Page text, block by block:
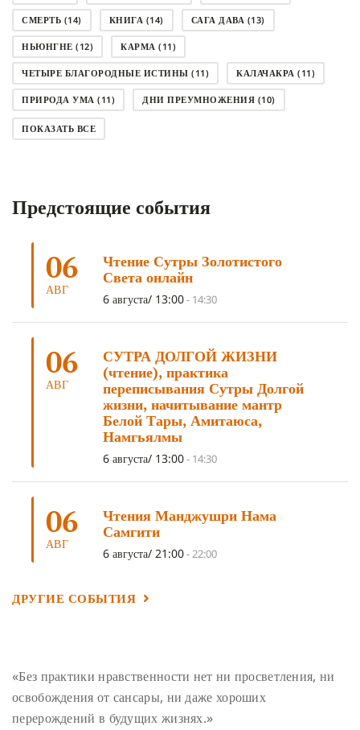
СМЕРТЬ (14) КНИГА (14) САГА ДАВА (13)
НЬЮНГНЕ (12) КАРМА (11)
ЧЕТЫРЕ БЛАГОРОДНЫЕ ИСТИНЫ (11) КАЛАЧАКРА (11)
ПРИРОДА УМА (11) ДНИ ПРЕУМНОЖЕНИЯ (10)
СОВЕТ(10)
АНАЛИТИЧЕСКАЯ МЕДИТАЦИЯ(7)
ТРИ ОСНОВЫ ПУТИ(5) ЛХАБАБ ДУЧЕН(5)
ОЧИСТИТЕЛЬНЫЕ ПРАКТИКИ(5)
УМ И ЕГО ПОТЕНЦИАЛ
ОТРЕЧЕНИЕ
ПОДНОШЕНИЯ (4) ВОСЕМЬ СТРОФ (4)
ГАНДЕН ЛХАГЬЯМА(3) РАВНОСТНОСТЬ(3)
НИРВАНА(3) СХЕМЫ ЛАМРИМА
ТРЕНИРОВКА УМА(3) МОНАШЕСТВО
ПРЕДВАРИТЕЛЬНЫЕ ПРАКТИКИ
ЧОКОР ДЮЧЕН
ПРОСТИРАНИЯ (2) ДАГРИ РИНПОЧЕ(2)
ГРУППОВАЯ ПРАКТИКА(2) ДЕПРЕССИЯ
ДВЕНАДЦАТЬ ЗВЕНЬЕВ ВЗАИМОЗАВИСИМОГО
СУТРА СЕРДЦА
ЧЕТЫРЕ БЕЗМЕРНЫХ(2) ТЕРПЕНИЕ(2)
ЯНГСИ РИНПОЧЕ (2) ТИБЕТ(2)
ПОКАЗАТЬ ВСЕ
Предстоящие события
06
АВГ
Чтение Сутры Золотистого
Света онлайн
6 августа/ 13:00- 14:30
06
АВГ
СУТРА ДОЛГОЙ ЖИЗНИ
(чтение), практика
переписывания Сутры Долгой
жизни, начитывание мантр
Белой Тары, Амитаюса,
Намгьялмы
6 августа/ 13:00- 14:30
06
АВГ
Чтения Манджушри Нама
Самгити
6 августа/ 21:00-22:00
ДРУГИЕ СОБЫТИЯ
«Без практики нравственности нет ни просветления, ни
освобождения от сансары, ни даже хороших
перерождений в будущих жизнях.»